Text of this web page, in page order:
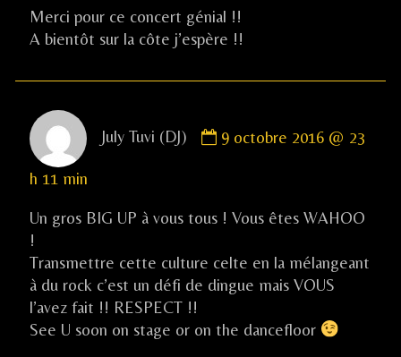
Merci pour ce concert génial !!
A bientôt sur la côte j’espère !!
July Tuvi (DJ)
by
(DJ)
on
9 octobre 2016 @ 23
h 11 min
Un gros BIG UP à vous tous ! Vous êtes WAHOO
!
Transmettre cette culture celte en la mélangeant
à du rock c’est un défi de dingue mais VOUS
l’avez fait !! RESPECT !!
See U soon on stage or on the dancefloor